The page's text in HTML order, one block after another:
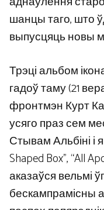
шанцы таго, што
выпусцяць новы
Трэці альбом
гадоў таму (21
фронтмэн Курт
усяго праз сем
Стывам Альбіні і
Shaped Box”, “All
аказаўся вельмі
бескампрамісны